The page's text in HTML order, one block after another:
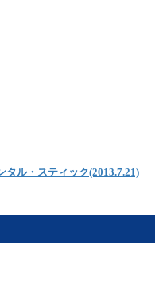
ル・スティック(2013.7.21)